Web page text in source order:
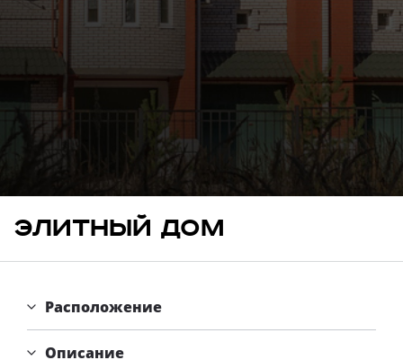
Офис продаж
Работа
О компании
Онлайн-запись
Элитный дом
Расположение
Описание